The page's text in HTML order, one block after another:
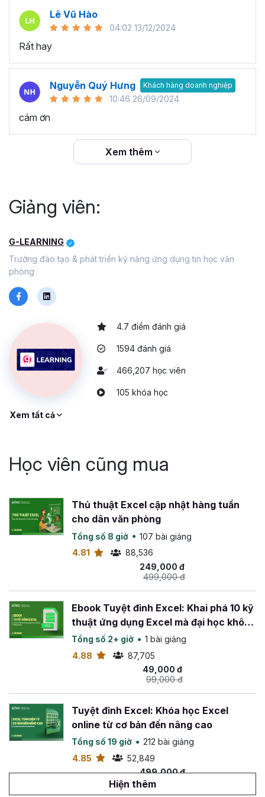
Lê Vũ Hào
04:02 13/12/2024
Rất hay
Nguyễn Quý Hưng Khách hàng doanh nghiệp
10:46 26/09/2024
cám ơn
Xem thêm
Giảng viên:
G-LEARNING
Trường đào tạo & phát triển kỹ năng ứng dụng tin học văn
phòng
4.7 điểm đánh giá
1594 đánh giá
466,207 học viên
105 khóa học
Xem tất cả
Học viên cũng mua
Thủ thuật Excel cập nhật hàng tuần
cho dân văn phòng
Tổng số 8 giờ
107 bài giảng
4.81
88,536
249,000 đ
499,000 đ
Ebook Tuyệt đỉnh Excel: Khai phá 10 kỹ
thuật ứng dụng Excel mà đại học không
dạy bạn
Tổng số 2+ giờ
1 bài giảng
4.88
87,705
49,000 đ
99,000 đ
Tuyệt đỉnh Excel: Khóa học Excel
online từ cơ bản đến nâng cao
Tổng số 19 giờ
212 bài giảng
4.85
52,849
499,000 đ
799,000 đ
Hiện thêm